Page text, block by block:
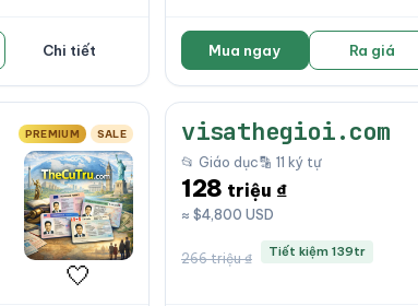
Chi tiết Mua ngay Ra giá
PREMIUM SALE
🤍
visathegioi.com
📂 Giáo dục🔡 11 ký tự
128 triệu ₫
≈ $4,800 USD
266 triệu ₫ Tiết kiệm 139tr